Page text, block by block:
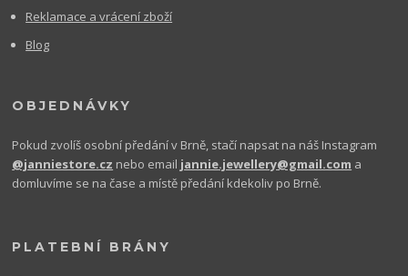
Reklamace a vrácení zboží
Blog
OBJEDNÁVKY
Pokud zvolíš osobní předání v Brně, stačí napsat na náš Instagram
@janniestore.cz nebo email jannie.jewellery@gmail.com a
domluvíme se na čase a místě předání kdekoliv po Brně.
PLATEBNÍ BRÁNY